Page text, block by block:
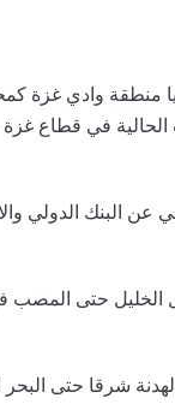
وادي غزة
في قطاع غزة
البنك الدولي
حتى المصب
شرقا حتى